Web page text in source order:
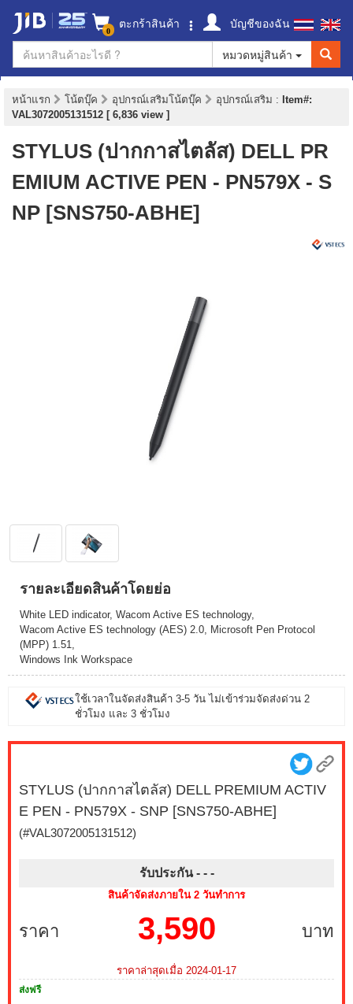
0 ตะกร้าสินค้า
บัญชีของฉัน
หมวดหมู่สินค้า
หน้าแรก โน้ตบุ๊ค อุปกรณ์เสริมโน้ตบุ๊ค อุปกรณ์เสริม : Item#:
VAL3072005131512 [ 6,836 view ]
STYLUS (ปากกาสไตลัส) DELL PR
EMIUM ACTIVE PEN - PN579X - S
NP [SNS750-ABHE]
รายละเอียดสินค้าโดยย่อ
White LED indicator, Wacom Active ES technology,
Wacom Active ES technology (AES) 2.0, Microsoft Pen Protocol
(MPP) 1.51,
Windows Ink Workspace
ใช้เวลาในจัดส่งสินค้า 3-5 วัน ไม่เข้าร่วมจัดส่งด่วน 2
ชั่วโมง และ 3 ชั่วโมง
STYLUS (ปากกาสไตลัส) DELL PREMIUM ACTIV
E PEN - PN579X - SNP [SNS750-ABHE]
(#VAL3072005131512)
รับประกัน - - -
สินค้าจัดส่งภายใน 2 วันทำการ
ราคา บาท
3,590
ราคาล่าสุดเมื่อ 2024-01-17
ส่งฟรี